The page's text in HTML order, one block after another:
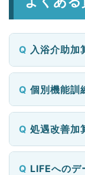
入浴介助加
個別機能訓
処遇改善加
LIFEへのデ